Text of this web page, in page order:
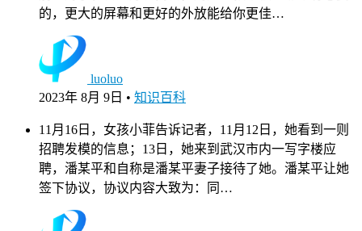
的，更大的屏幕和更好的外放能给你更佳…
luoluo
2023年 8月 9日 • 知识百科
11月16日，女孩小菲告诉记者，11月12日，她看到一则
招聘发模的信息；13日，她来到武汉市内一写字楼应
聘，潘某平和自称是潘某平妻子接待了她。潘某平让她
签下协议，协议内容大致为：同…